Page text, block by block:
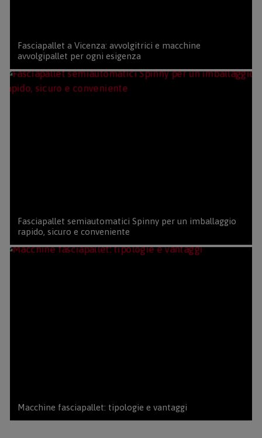
Fasciapallet a Vicenza: avvolgitrici e macchine
avvolgipallet per ogni esigenza
Fasciapallet semiautomatici Spinny per un imballaggio
rapido, sicuro e conveniente
Macchine fasciapallet: tipologie e vantaggi